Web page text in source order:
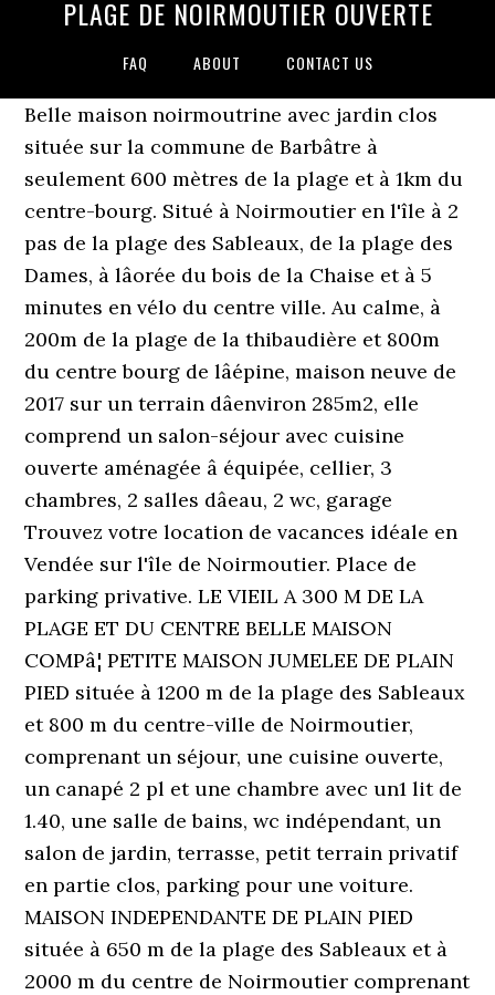
PLAGE DE NOIRMOUTIER OUVERTE
FAQ ABOUT CONTACT US
Belle maison noirmoutrine avec jardin clos
située sur la commune de Barbâtre à
seulement 600 mètres de la plage et à 1km du
centre-bourg. Situé à Noirmoutier en l'île à 2
pas de la plage des Sableaux, de la plage des
Dames, à lâorée du bois de la Chaise et à 5
minutes en vélo du centre ville. Au calme, à
200m de la plage de la thibaudière et 800m
du centre bourg de lâépine, maison neuve de
2017 sur un terrain dâenviron 285m2, elle
comprend un salon-séjour avec cuisine
ouverte aménagée â équipée, cellier, 3
chambres, 2 salles dâeau, 2 wc, garage
Trouvez votre location de vacances idéale en
Vendée sur l'île de Noirmoutier. Place de
parking privative. LE VIEIL A 300 M DE LA
PLAGE ET DU CENTRE BELLE MAISON
COMPâ¦ PETITE MAISON JUMELEE DE PLAIN
PIED située à 1200 m de la plage des Sableaux
et 800 m du centre-ville de Noirmoutier,
comprenant un séjour, une cuisine ouverte,
un canapé 2 pl et une chambre avec un1 lit de
1.40, une salle de bains, wc indépendant, un
salon de jardin, terrasse, petit terrain privatif
en partie clos, parking pour une voiture.
MAISON INDEPENDANTE DE PLAIN PIED
située à 650 m de la plage des Sableaux et à
2000 m du centre de Noirmoutier comprenant